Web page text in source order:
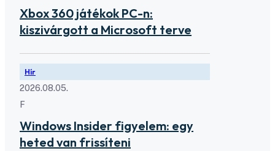
Xbox 360 játékok PC-n:
kiszivárgott a Microsoft terve
Hír
2026.08.05.
F
Windows Insider figyelem: egy
heted van frissíteni